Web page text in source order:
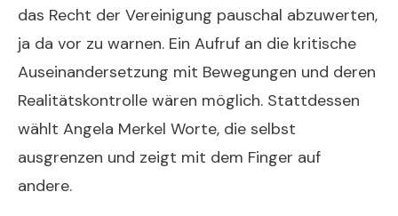
das Recht der Vereinigung pauschal abzuwerten,
ja da vor zu warnen. Ein Aufruf an die kritische
Auseinandersetzung mit Bewegungen und deren
Realitätskontrolle wären möglich. Stattdessen
wählt Angela Merkel Worte, die selbst
ausgrenzen und zeigt mit dem Finger auf
andere.